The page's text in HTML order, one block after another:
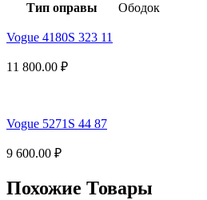
Тип оправы Ободок
Vogue 4180S 323 11
11 800.00 ₽
Vogue 5271S 44 87
9 600.00 ₽
Похожие Товары